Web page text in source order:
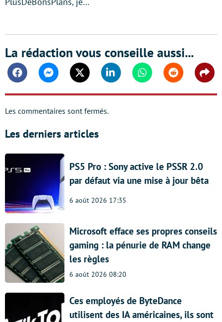
La rédaction vous conseille aussi...
FacebookMessengerTwitter Linkedin WhatsappReddit
Les commentaires sont fermés.
Les derniers articles
PS5 Pro : Sony active le PSSR 2.0
par défaut via une mise à jour bêta
6 août 2026 17:35
Microsoft efface ses propres conseils
gaming : la pénurie de RAM change
les règles
6 août 2026 08:20
Ces employés de ByteDance
utilisent des IA américaines, ils sont